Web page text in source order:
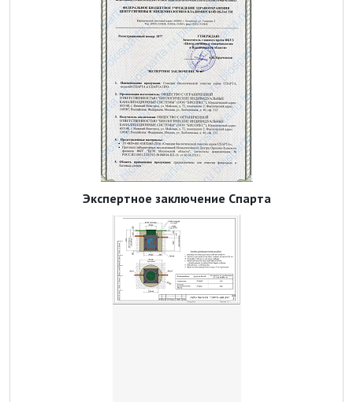
Экспертное заключение Спарта